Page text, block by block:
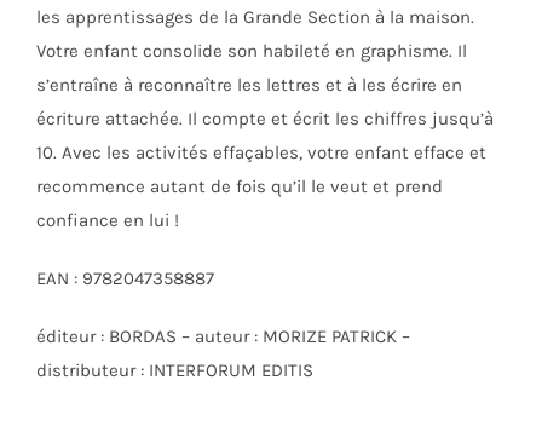
les apprentissages de la Grande Section à la maison.
Votre enfant consolide son habileté en graphisme. Il
s’entraîne à reconnaître les lettres et à les écrire en
écriture attachée. Il compte et écrit les chiffres jusqu’à
10. Avec les activités effaçables, votre enfant efface et
recommence autant de fois qu’il le veut et prend
confiance en lui !
EAN : 9782047358887
éditeur : BORDAS – auteur : MORIZE PATRICK –
distributeur : INTERFORUM EDITIS